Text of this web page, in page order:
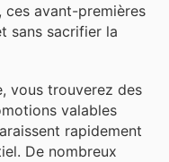
avant-premières
sans sacrifier la
vous trouverez des
valables
rapidement
De nombreux